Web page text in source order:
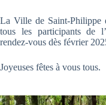
La Ville de Saint-Philippe
tous les participants de
rendez-vous dès février
Joyeuses fêtes à vous tous.